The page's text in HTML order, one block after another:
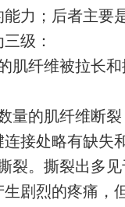
力；后者主要
级：
肌纤维被拉长
量的肌纤维断
接处略有缺失
裂。撕裂出多
剧烈的疼痛，